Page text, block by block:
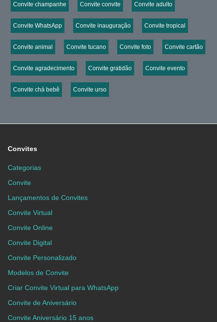
Convite champanhe Convite convite Convite adulto
Convite WhatsApp Convite inauguração Convite tropical
Convite animal Convite tucano Convite foto Convite cartão
Convite agradecimento Convite gratidão Convite evento
Convite chá bebê Convite urso
Convites
Categorias
Convite
Lançamentos de Convites
Convite Virtual
Convite Online
Convite Digital
Convite Personalizado
Modelos de Convite
Criar Convite Virtual para WhatsApp
Convite de Aniversário
Convite Aniversário 15 anos